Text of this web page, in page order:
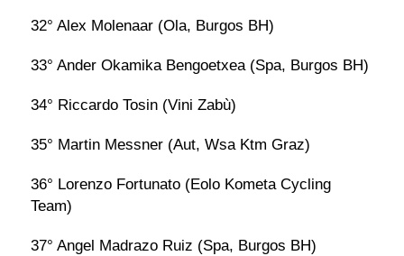
32° Alex Molenaar (Ola, Burgos BH)
33° Ander Okamika Bengoetxea (Spa, Burgos BH)
34° Riccardo Tosin (Vini Zabù)
35° Martin Messner (Aut, Wsa Ktm Graz)
36° Lorenzo Fortunato (Eolo Kometa Cycling
Team)
37° Angel Madrazo Ruiz (Spa, Burgos BH)